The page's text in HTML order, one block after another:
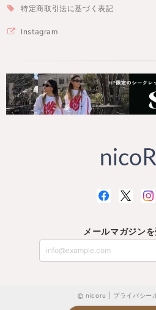
特定商取引法に基づく表記
Instagram
メールマガジン
nicoru | プライバシー